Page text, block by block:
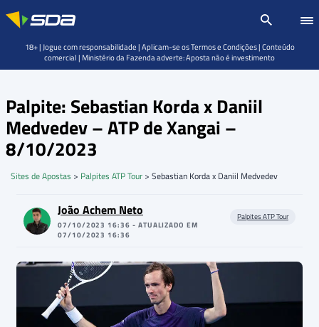
Palpite: Sebastian Korda x Daniil
Medvedev – ATP de Xangai –
8/10/2023
Sites de Apostas > Palpites ATP Tour > Sebastian Korda x Daniil Medvedev
João Achem Neto
07/10/2023 16:36 - ATUALIZADO EM
07/10/2023 16:36
Palpites ATP Tour
18+ | Jogue com responsabilidade | Aplicam-se os Termos e Condições | Conteúdo
comercial | Ministério da Fazenda adverte: Aposta não é investimento